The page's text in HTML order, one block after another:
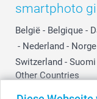
smartphoto
België - Belgique -
- Nederland - Norge
Switzerland - Suomi
Other Countries